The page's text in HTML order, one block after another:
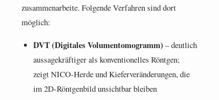
zusammenarbeite. Folgende Verfahren sind dort
möglich:
DVT (Digitales Volumentomogramm) – deutlich
aussagekräftiger als konventionelles Röntgen;
zeigt NICO-Herde und Kieferveränderungen, die
im 2D-Röntgenbild unsichtbar bleiben